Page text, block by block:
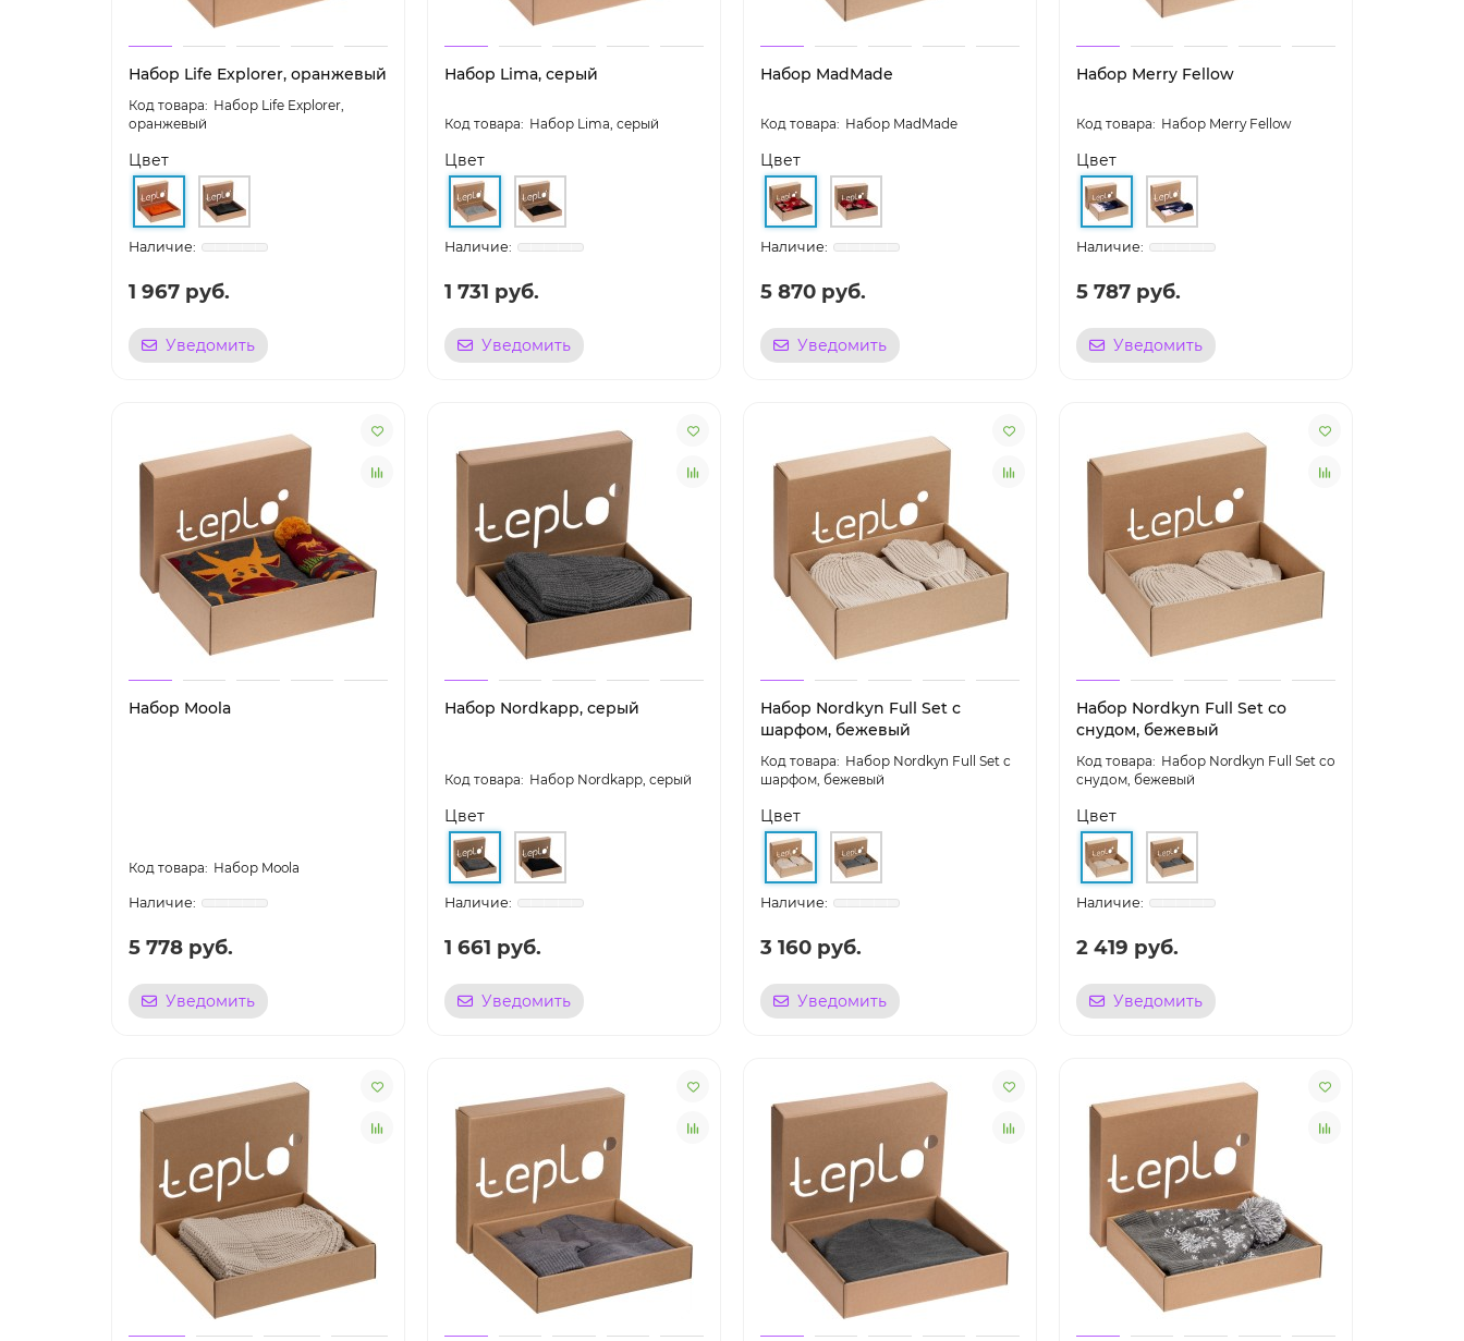
Набор Life Explorer, оранжевый
Набор Life Explorer,
оранжевый
Цвет
1 967 руб.
Уведомить
Набор Lima, серый
Набор Lima, серый
Цвет
1 731 руб.
Уведомить
Набор MadMade
Набор MadMade
Цвет
5 870 руб.
Уведомить
Набор Merry Fellow
Набор Merry Fellow
Цвет
5 787 руб.
Уведомить
Набор Moola
Набор Moola
5 778 руб.
Уведомить
Набор Nordkapp, серый
Набор Nordkapp, серый
Цвет
1 661 руб.
Уведомить
Набор Nordkyn Full Set с
шарфом, бежевый
Набор Nordkyn Full Set с
шарфом, бежевый
Цвет
3 160 руб.
Уведомить
Набор Nordkyn Full Set со
снудом, бежевый
Набор Nordkyn Full Set со
снудом, бежевый
Цвет
2 419 руб.
Уведомить